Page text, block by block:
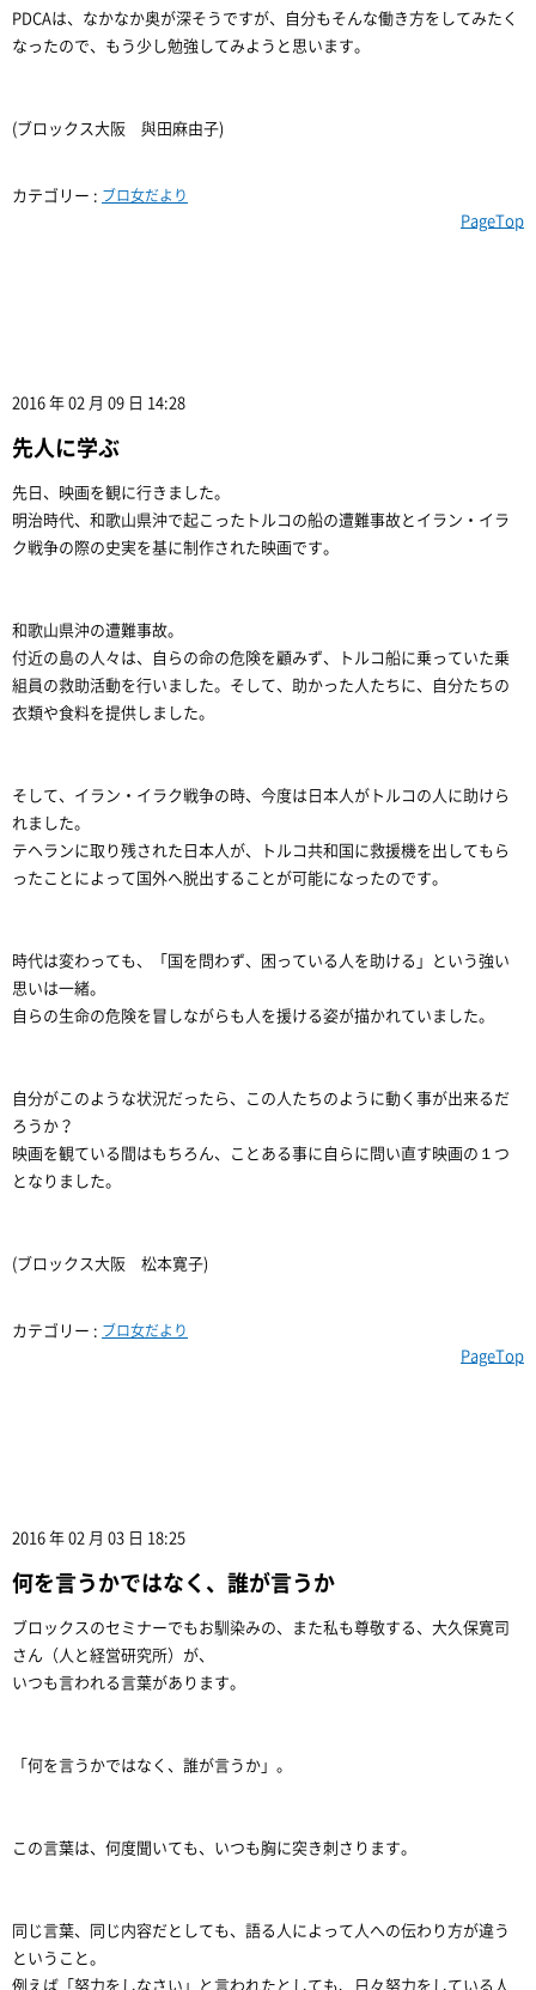
PDCAは、なかなか奥が深そうですが、自分もそんな働き方をしてみたく
なったので、もう少し勉強してみようと思います。
(ブロックス大阪 與田麻由子)
カテゴリー : ブロ女だより
PageTop
2016 年 02 月 09 日 14:28
先人に学ぶ
先日、映画を観に行きました。
明治時代、和歌山県沖で起こったトルコの船の遭難事故とイラン・イラ
ク戦争の際の史実を基に制作された映画です。
和歌山県沖の遭難事故。
付近の島の人々は、自らの命の危険を顧みず、トルコ船に乗っていた乗
組員の救助活動を行いました。そして、助かった人たちに、自分たちの
衣類や食料を提供しました。
そして、イラン・イラク戦争の時、今度は日本人がトルコの人に助けら
れました。
テヘランに取り残された日本人が、トルコ共和国に救援機を出してもら
ったことによって国外へ脱出することが可能になったのです。
時代は変わっても、「国を問わず、困っている人を助ける」という強い
思いは一緒。
自らの生命の危険を冒しながらも人を援ける姿が描かれていました。
自分がこのような状況だったら、この人たちのように動く事が出来るだ
ろうか？
映画を観ている間はもちろん、ことある事に自らに問い直す映画の１つ
となりました。
(ブロックス大阪 松本寛子)
カテゴリー : ブロ女だより
PageTop
2016 年 02 月 03 日 18:25
何を言うかではなく、誰が言うか
ブロックスのセミナーでもお馴染みの、また私も尊敬する、大久保寛司
さん（人と経営研究所）が、
いつも言われる言葉があります。
「何を言うかではなく、誰が言うか」。
この言葉は、何度聞いても、いつも胸に突き刺さります。
同じ言葉、同じ内容だとしても、語る人によって人への伝わり方が違う
ということ。
例えば「努力をしなさい」と言われたとしても、日々努力をしている人